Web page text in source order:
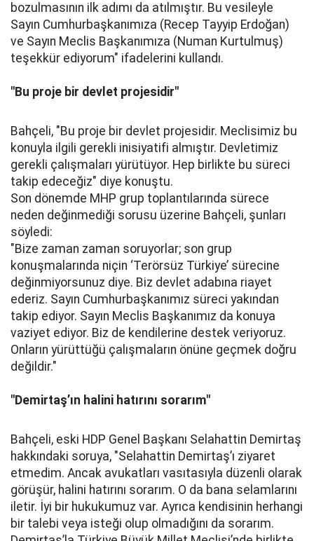
bozulmasının ilk adımı da atılmıştır. Bu vesileyle
Sayın Cumhurbaşkanımıza (Recep Tayyip Erdoğan)
ve Sayın Meclis Başkanımıza (Numan Kurtulmuş)
teşekkür ediyorum" ifadelerini kullandı.
"Bu proje bir devlet projesidir"
Bahçeli, "Bu proje bir devlet projesidir. Meclisimiz bu
konuyla ilgili gerekli inisiyatifi almıştır. Devletimiz
gerekli çalışmaları yürütüyor. Hep birlikte bu süreci
takip edeceğiz" diye konuştu.
Son dönemde MHP grup toplantılarında sürece
neden değinmediği sorusu üzerine Bahçeli, şunları
söyledi:
"Bize zaman zaman soruyorlar; son grup
konuşmalarında niçin ‘Terörsüz Türkiye’ sürecine
değinmiyorsunuz diye. Biz devlet adabına riayet
ederiz. Sayın Cumhurbaşkanımız süreci yakından
takip ediyor. Sayın Meclis Başkanımız da konuya
vaziyet ediyor. Biz de kendilerine destek veriyoruz.
Onların yürüttüğü çalışmaların önüne geçmek doğru
değildir."
"Demirtaş’ın halini hatırını sorarım"
Bahçeli, eski HDP Genel Başkanı Selahattin Demirtaş
hakkındaki soruya, "Selahattin Demirtaş’ı ziyaret
etmedim. Ancak avukatları vasıtasıyla düzenli olarak
görüşür, halini hatırını sorarım. O da bana selamlarını
iletir. İyi bir hukukumuz var. Ayrıca kendisinin herhangi
bir talebi veya isteği olup olmadığını da sorarım.